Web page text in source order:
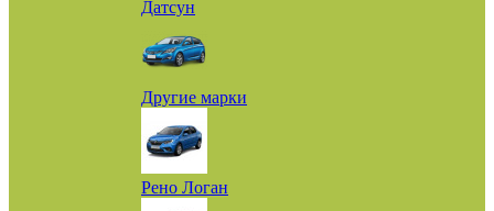
Датсун
Другие марки
Рено Логан